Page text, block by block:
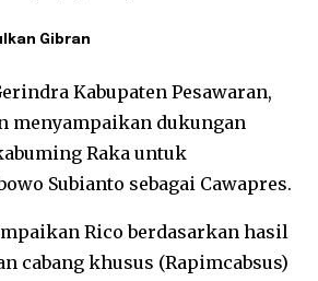
Gibran
Kabupaten Pesawaran,
menyampaikan dukungan
Raka untuk
Subianto sebagai Cawapres.
Rico berdasarkan hasil
cabang khusus (Rapimcabsus)